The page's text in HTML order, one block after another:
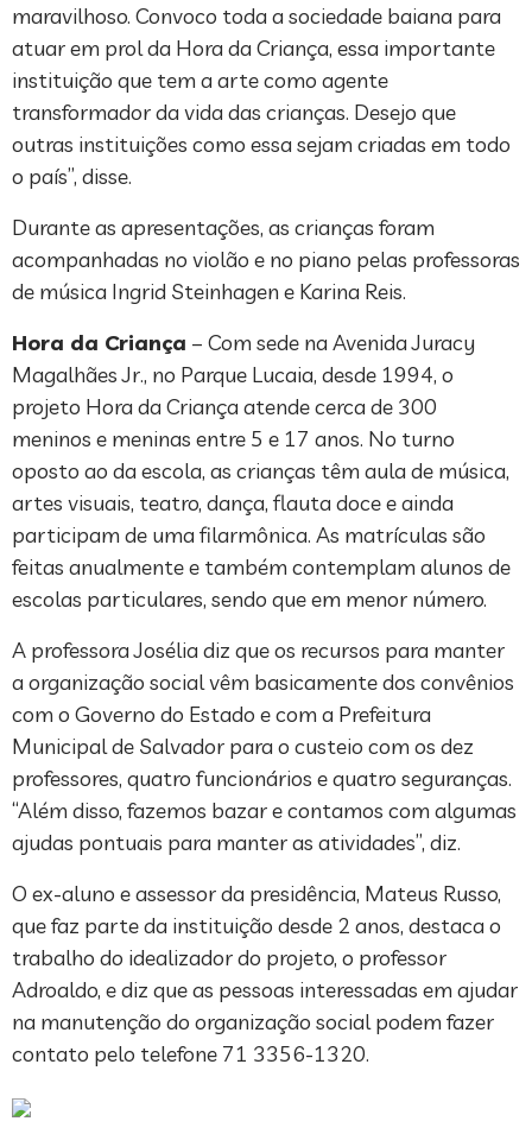
maravilhoso. Convoco toda a sociedade baiana para
atuar em prol da Hora da Criança, essa importante
instituição que tem a arte como agente
transformador da vida das crianças. Desejo que
outras instituições como essa sejam criadas em todo
o país”, disse.
Durante as apresentações, as crianças foram
acompanhadas no violão e no piano pelas professoras
de música Ingrid Steinhagen e Karina Reis.
Hora da Criança – Com sede na Avenida Juracy
Magalhães Jr., no Parque Lucaia, desde 1994, o
projeto Hora da Criança atende cerca de 300
meninos e meninas entre 5 e 17 anos. No turno
oposto ao da escola, as crianças têm aula de música,
artes visuais, teatro, dança, flauta doce e ainda
participam de uma filarmônica. As matrículas são
feitas anualmente e também contemplam alunos de
escolas particulares, sendo que em menor número.
A professora Josélia diz que os recursos para manter
a organização social vêm basicamente dos convênios
com o Governo do Estado e com a Prefeitura
Municipal de Salvador para o custeio com os dez
professores, quatro funcionários e quatro seguranças.
“Além disso, fazemos bazar e contamos com algumas
ajudas pontuais para manter as atividades”, diz.
O ex-aluno e assessor da presidência, Mateus Russo,
que faz parte da instituição desde 2 anos, destaca o
trabalho do idealizador do projeto, o professor
Adroaldo, e diz que as pessoas interessadas em ajudar
na manutenção do organização social podem fazer
contato pelo telefone 71 3356-1320.